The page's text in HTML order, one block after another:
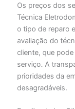
Os preços dos
Técnica
o tipo de reparo
avaliação do
cliente, que
serviço. A
prioridades da
desagradáveis.